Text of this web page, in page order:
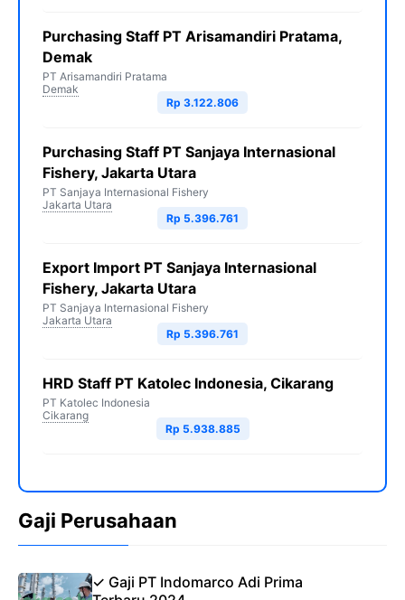
Purchasing Staff PT Arisamandiri Pratama,
Demak
PT Arisamandiri Pratama
Demak
Rp 3.122.806
Purchasing Staff PT Sanjaya Internasional
Fishery, Jakarta Utara
PT Sanjaya Internasional Fishery
Jakarta Utara
Rp 5.396.761
Export Import PT Sanjaya Internasional
Fishery, Jakarta Utara
PT Sanjaya Internasional Fishery
Jakarta Utara
Rp 5.396.761
HRD Staff PT Katolec Indonesia, Cikarang
PT Katolec Indonesia
Cikarang
Rp 5.938.885
Gaji Perusahaan
✓ Gaji PT Indomarco Adi Prima